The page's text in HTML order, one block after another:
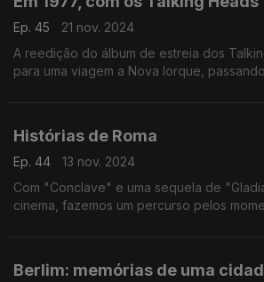
Ep. 45
21 nov. 2024
A reedição do álbum de estreia dos
para uma viagem a Nova Iorque,
Histórias de Roma
Ep. 44
13 nov. 2024
Com "Conclave" e uma sequela de
cinema, fazemos um percurso pelos
Berlim: memórias de uma